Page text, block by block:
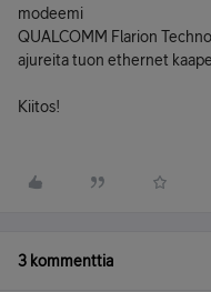
modeemi
QUALCOMM Flarion
ajureita tuon ethernet
Kiitos!
3 kommenttia